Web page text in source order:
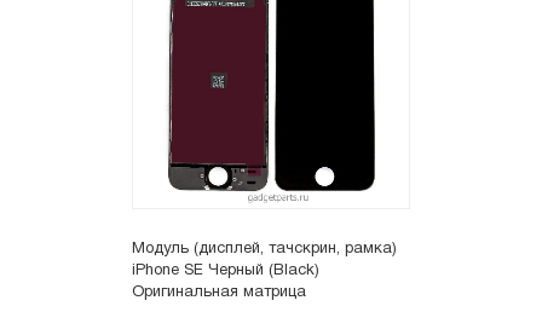
Модуль (дисплей, тачскрин, рамка)
iPhone SE Черный (Black)
Оригинальная матрица